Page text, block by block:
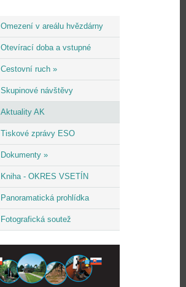
Omezení v areálu hvězdárny
Otevírací doba a vstupné
Cestovní ruch »
Skupinové návštěvy
Aktuality AK
Tiskové zprávy ESO
Dokumenty »
Kniha - OKRES VSETÍN
Panoramatická prohlídka
Fotografická soutež